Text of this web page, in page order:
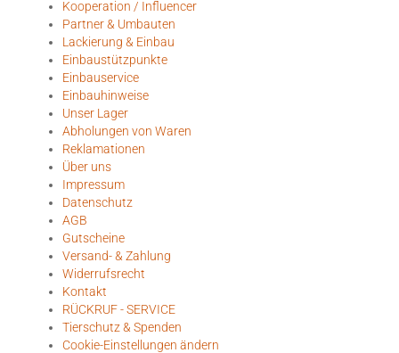
Kooperation / Influencer
Partner & Umbauten
Lackierung & Einbau
Einbaustützpunkte
Einbauservice
Einbauhinweise
Unser Lager
Abholungen von Waren
Reklamationen
Über uns
Impressum
Datenschutz
AGB
Gutscheine
Versand- & Zahlung
Widerrufsrecht
Kontakt
RÜCKRUF - SERVICE
Tierschutz & Spenden
Cookie-Einstellungen ändern